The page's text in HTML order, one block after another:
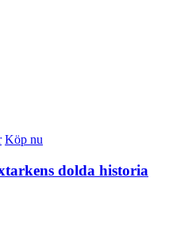
Köp nu
dolda historia